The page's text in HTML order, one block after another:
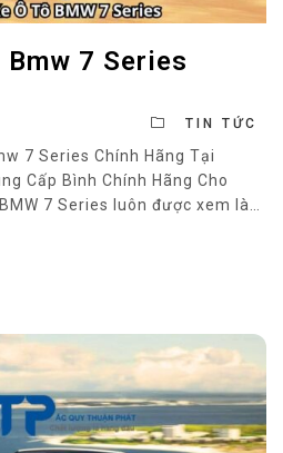
Bmw 7 Series
TIN TỨC
7 Series Chính Hãng Tại
Cấp Bình Chính Hãng Cho
7 Series luôn được xem là
phiên bản của dòng xe